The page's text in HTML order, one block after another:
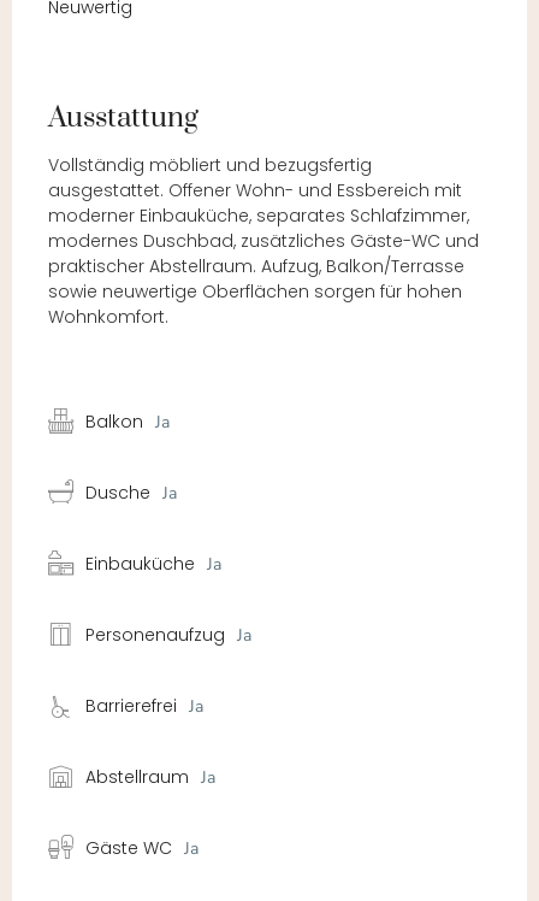
Neuwertig
Ausstattung
Vollständig möbliert und bezugsfertig
ausgestattet. Offener Wohn- und Essbereich mit
moderner Einbauküche, separates Schlafzimmer,
modernes Duschbad, zusätzliches Gäste-WC und
praktischer Abstellraum. Aufzug, Balkon/Terrasse
sowie neuwertige Oberflächen sorgen für hohen
Wohnkomfort.
Balkon Ja
Dusche Ja
Einbauküche Ja
Personenaufzug Ja
Barrierefrei Ja
Abstellraum Ja
Gäste WC Ja